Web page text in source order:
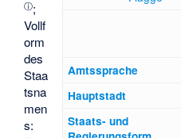
Amtssprache
Hauptstadt
Staats- und
ⓘ;
Vollf
orm
des
Staa
tsna
men
s: